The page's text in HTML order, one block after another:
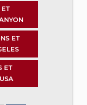
ET
ET